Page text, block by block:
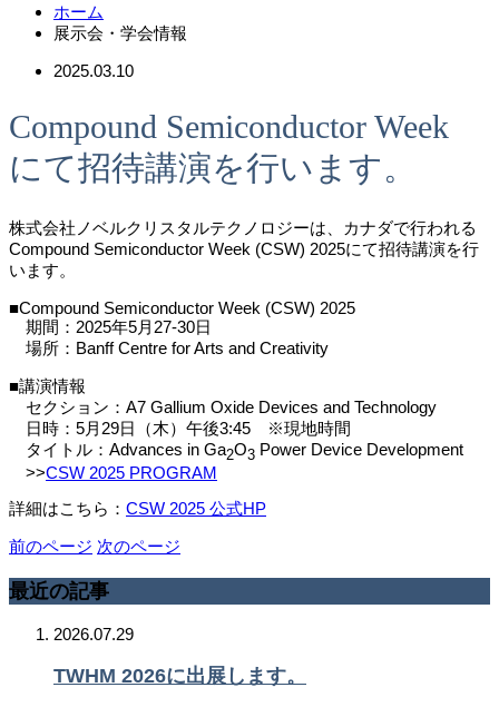
ホーム
展示会・学会情報
2025.03.10
Compound Semiconductor Week
にて招待講演を行います。
株式会社ノベルクリスタルテクノロジーは、カナダで行われる
Compound Semiconductor Week (CSW) 2025にて招待講演を行
います。
■Compound Semiconductor Week (CSW) 2025
期間：2025年5月27-30日
場所：Banff Centre for Arts and Creativity
■講演情報
セクション：A7 Gallium Oxide Devices and Technology
日時：5月29日（木）午後3:45 ※現地時間
タイトル：Advances in Ga2O3 Power Device Development
>>CSW 2025 PROGRAM
詳細はこちら： CSW 2025 公式HP
前のページ 次のページ
最近の記事
2026.07.29
TWHM 2026に出展します。